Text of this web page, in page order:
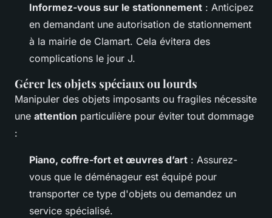
Informez-vous sur le stationnement : Anticipez
en demandant une autorisation de stationnement
à la mairie de Clamart. Cela évitera des
complications le jour J.
Gérer les objets spéciaux ou lourds
Manipuler des objets imposants ou fragiles nécessite
une attention particulière pour éviter tout dommage
:
Piano, coffre-fort et œuvres d’art : Assurez-
vous que le déménageur est équipé pour
transporter ce type d'objets ou demandez un
service spécialisé.